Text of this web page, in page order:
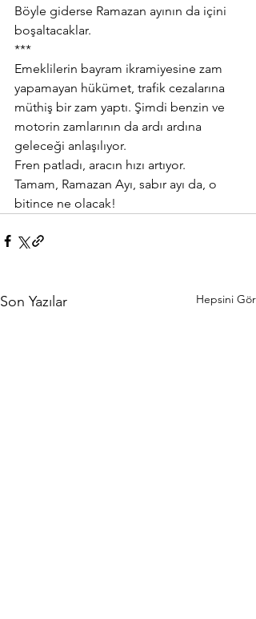
Böyle giderse Ramazan ayının da içini
boşaltacaklar.
***
Emeklilerin bayram ikramiyesine zam
yapamayan hükümet, trafik cezalarına
müthiş bir zam yaptı. Şimdi benzin ve
motorin zamlarının da ardı ardına
geleceği anlaşılıyor.
Fren patladı, aracın hızı artıyor.
Tamam, Ramazan Ayı, sabır ayı da, o
bitince ne olacak!
Son Yazılar Hepsini Gör